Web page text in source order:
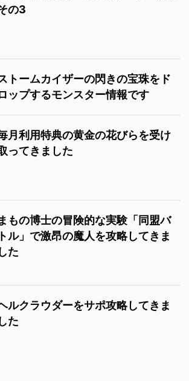
の3
トームカイザーの閃きの宝珠をド
ップするモンスター情報です
月利用特典の黄金の花びらを受け
ってきました
もの博士の冒険的な実験「同盟バ
トル」で激昂の魔人を攻略してきま
した
ルクラウダーをサポ攻略してきま
した